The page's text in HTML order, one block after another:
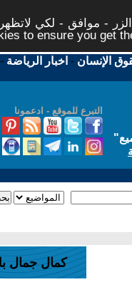
- موافق - لكي
to ensure you get
الإنسان - اخبار الرياضة -
التبرع للموقع - ادعمونا
"
كمال جمال